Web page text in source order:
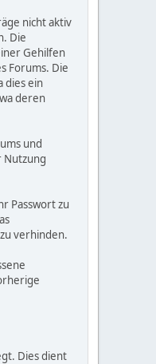
nicht aktiv
Die
Gehilfen
Forums. Die
dies ein
deren
und
Nutzung
Passwort zu
verhinden.
Dies dient